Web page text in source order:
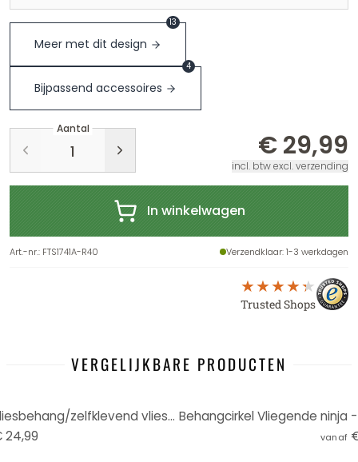
Meer met dit design
13
Bijpassend accessoires
4
Aantal
€ 29,99
incl. btw excl. verzending
In winkelwagen
Art.-nr.: FTS1741A-R40 Verzendklaar: 1-3 werkdagen
Trusted Shops
VERGELIJKBARE PRODUCTEN
Behangcirkel Aan het Meer - vliesbehang/zelfklevend vliesbehang
24,99
vanaf